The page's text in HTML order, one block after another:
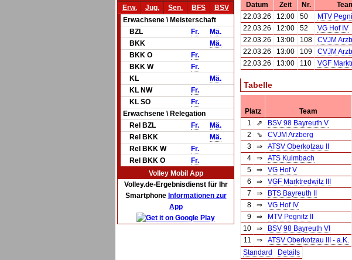
Erw.
Jug. Sen. BFS
BSV
Erwachsene \ Meisterschaft
BZL
Fr.
Mä.
BKK
Mä.
BKK O
Fr.
BKK W
Fr.
KL
Mä.
KL NW
Fr.
KL SO
Fr.
Erwachsene \ Relegation
Rel BZL
Fr.
Mä.
Rel BKK
Mä.
Rel BKK W
Fr.
Rel BKK O
Fr.
Volley Mobil App
Volley.de-Ergebnisdienst für Ihr
Smartphone Informationen zur
App
Datum Zeit Nr.
22.03.26
12:00 50 MTV
22.03.26
12:00 52 VG Hof IV
22.03.26
13:00 108 CVJM
22.03.26
13:00 109 CVJM
22.03.26
13:00 110 VGF
Tabelle
Platz
Team
1
⇗ BSV 98 Bayreuth V
2
⇘ CVJM Arzberg
3
⇒ ATSV Oberkotzau II
4
⇒ ATS Kulmbach
5
⇒ VG Hof V
6
⇒ VGF Marktredwitz III
7
⇒ BTS Bayreuth II
8
⇒ VG Hof IV
9
⇒ MTV Pegnitz II
10
⇒ BSV 98 Bayreuth VI
11
⇒ ATSV Oberkotzau III - a.K.
Standard
Details